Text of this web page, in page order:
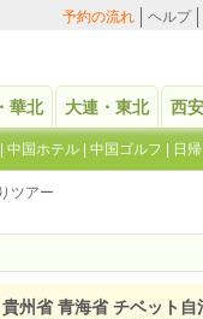
予約の流れ ヘルプ
華北 大連・東北 西
中国ホテル 中国ゴルフ 日
ツアー
州省 青海省 チベット